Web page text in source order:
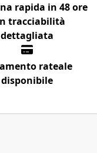
rapida in 48 ore
tracciabilità
dettagliata
rateale
disponibile